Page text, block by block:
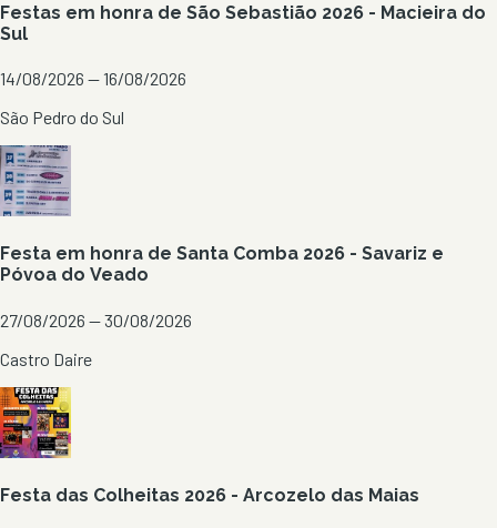
Festas em honra de São Sebastião 2026 - Macieira do
Sul
14/08/2026 — 16/08/2026
São Pedro do Sul
Festa em honra de Santa Comba 2026 - Savariz e
Póvoa do Veado
27/08/2026 — 30/08/2026
Castro Daire
Festa das Colheitas 2026 - Arcozelo das Maias